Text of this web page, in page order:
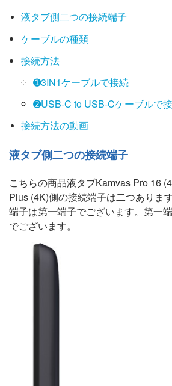
液タブ側二つの接続端子
ケーブルの種類
接続方法
➊3IN1ケーブルで接続
➋USB-C to USB-Cケーブルで
接続方法の動画
液タブ側二つの接続端子
こちらの商品液タブKamvas Pro 16
Plus (4K)側の接続端子は二つありま
端子は第一端子でございます。第一
でございます。